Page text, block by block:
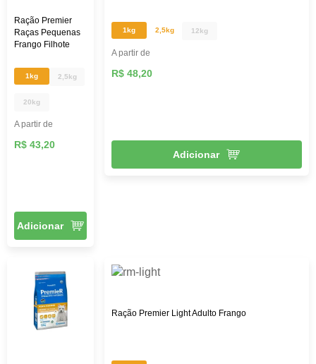
Ração Premier
Raças Pequenas
Frango Filhote
1kg 2,5kg
20kg
A partir de
R$ 43,20
Adicionar
1kg 2,5kg 12kg
A partir de
R$ 48,20
Adicionar
Ração Premier Light Adulto Frango